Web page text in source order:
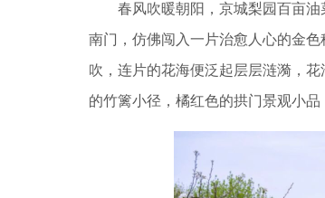
春风吹暖朝阳，京城梨园百亩油
南门，仿佛闯入一片治愈人心的金
吹，连片的花海便泛起层层涟漪，
的竹篱小径，橘红色的拱门景观小